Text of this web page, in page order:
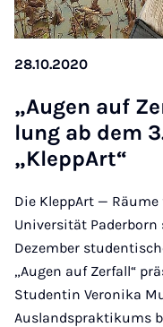
28.10.2020
„Au­gen auf
lung ab dem
„Klep­pArt“
Die KleppArt —
Universität Paderborn
Dezember
„Augen auf Zerfall“
Studentin Veronika
Auslandspraktikums